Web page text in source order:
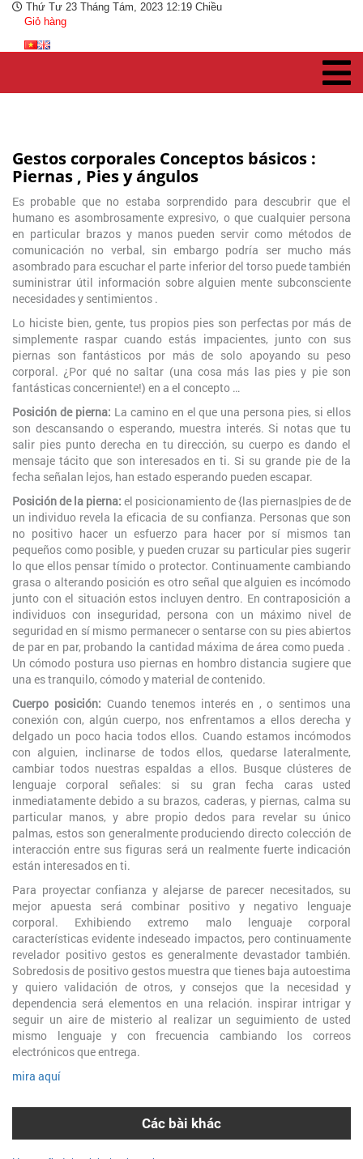
Thứ Tư 23 Tháng Tám, 2023 12:19 Chiều
Giỏ hàng
Gestos corporales Conceptos básicos :
Piernas , Pies y ángulos
Es probable que no estaba sorprendido para descubrir que el
humano es asombrosamente expresivo, o que cualquier persona
en particular brazos y manos pueden servir como métodos de
comunicación no verbal, sin embargo podría ser mucho más
asombrado para escuchar el parte inferior del torso puede también
suministrar útil información sobre alguien mente subconsciente
necesidades y sentimientos .
Lo hiciste bien, gente, tus propios pies son perfectas por más de
simplemente raspar cuando estás impacientes, junto con sus
piernas son fantásticos por más de solo apoyando su peso
corporal. ¿Por qué no saltar (una cosa más las pies y pie son
fantásticas concerniente!) en a el concepto …
Posición de pierna: La camino en el que una persona pies, si ellos
son descansando o esperando, muestra interés. Si notas que tu
salir pies punto derecha en tu dirección, su cuerpo es dando el
mensaje tácito que son interesados ​​en ti. Si su grande pie de la
fecha señalan lejos, han estado esperando pueden escapar.
Posición de la pierna: el posicionamiento de {las piernas|pies de de
un individuo revela la eficacia de su confianza. Personas que son
no positivo hacer un esfuerzo para hacer por sí mismos tan
pequeños como posible, y pueden cruzar su particular pies sugerir
lo que ellos pensar tímido o protector. Continuamente cambiando
grasa o alterando posición es otro señal que alguien es incómodo
junto con el situación estos incluyen dentro. En contraposición a
individuos con inseguridad, persona con un máximo nivel de
seguridad en sí mismo permanecer o sentarse con su pies abiertos
de par en par, probando la cantidad máxima de área como pueda .
Un cómodo postura uso piernas en hombro distancia sugiere que
una es tranquilo, cómodo y material de contenido.
Cuerpo posición: Cuando tenemos interés en , o sentimos una
conexión con, algún cuerpo, nos enfrentamos a ellos derecha y
delgado un poco hacia todos ellos. Cuando estamos incómodos
con alguien, inclinarse de todos ellos, quedarse lateralmente,
cambiar todos nuestras espaldas a ellos. Busque clústeres de
lenguaje corporal señales: si su gran fecha caras usted
inmediatamente debido a su brazos, caderas, y piernas, calma su
particular manos, y abre propio dedos para revelar su único
palmas, estos son generalmente produciendo directo colección de
interacción entre sus figuras será un realmente fuerte indicación
están interesados ​​en ti.
Para proyectar confianza y alejarse de parecer necesitados, su
mejor apuesta será combinar positivo y negativo lenguaje
corporal. Exhibiendo extremo malo lenguaje corporal
características evidente indeseado impactos, pero continuamente
revelador positivo gestos es generalmente devastador también.
Sobredosis de positivo gestos muestra que tienes baja autoestima
y quiero validación de otros, y consejos que la necesidad y
dependencia será elementos en una relación. inspirar intrigar y
seguir un aire de misterio al realizar un seguimiento de usted
mismo lenguaje y con frecuencia cambiando los correos
electrónicos que entrega.
mira aquí
Các bài khác